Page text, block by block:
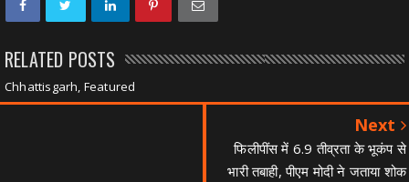
RELATED POSTS
Chhattisgarh, Featured
Next
फिलीपींस में 6.9 तीव्रता के भूकंप से
भारी तबाही, पीएम मोदी ने जताया शोक